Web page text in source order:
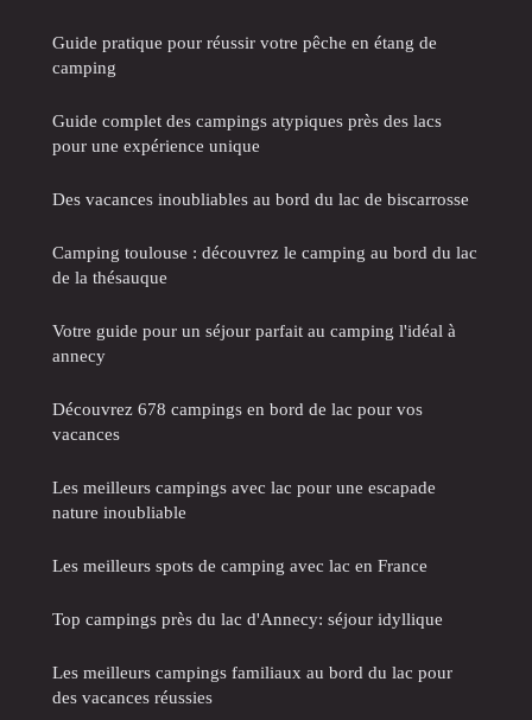
Guide pratique pour réussir votre pêche en étang de
camping
Guide complet des campings atypiques près des lacs
pour une expérience unique
Des vacances inoubliables au bord du lac de biscarrosse
Camping toulouse : découvrez le camping au bord du lac
de la thésauque
Votre guide pour un séjour parfait au camping l'idéal à
annecy
Découvrez 678 campings en bord de lac pour vos
vacances
Les meilleurs campings avec lac pour une escapade
nature inoubliable
Les meilleurs spots de camping avec lac en France
Top campings près du lac d'Annecy: séjour idyllique
Les meilleurs campings familiaux au bord du lac pour
des vacances réussies